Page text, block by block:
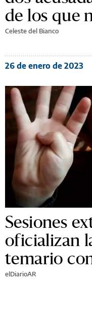
de los que
Celeste del Bianco
26 de enero de 2023
Sesiones
oficializan
temario
elDiarioAR